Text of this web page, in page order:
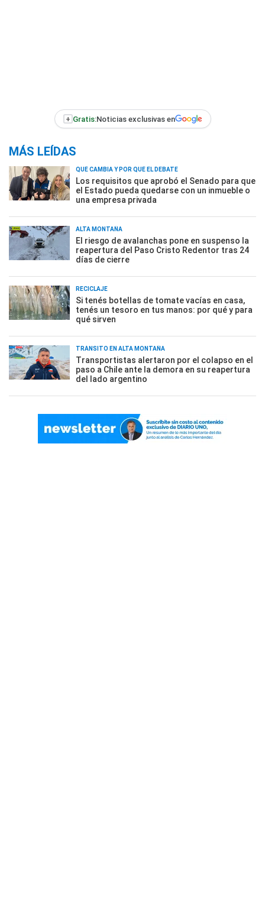
+ Gratis:Noticias exclusivas en
MÁS LEÍDAS
QUÉ CAMBIA Y POR QUÉ EL DEBATE
Los requisitos que aprobó el Senado para que
el Estado pueda quedarse con un inmueble o
una empresa privada
ALTA MONTAÑA
El riesgo de avalanchas pone en suspenso la
reapertura del Paso Cristo Redentor tras 24
días de cierre
RECICLAJE
Si tenés botellas de tomate vacías en casa,
tenés un tesoro en tus manos: por qué y para
qué sirven
TRÁNSITO EN ALTA MONTAÑA
Transportistas alertaron por el colapso en el
paso a Chile ante la demora en su reapertura
del lado argentino